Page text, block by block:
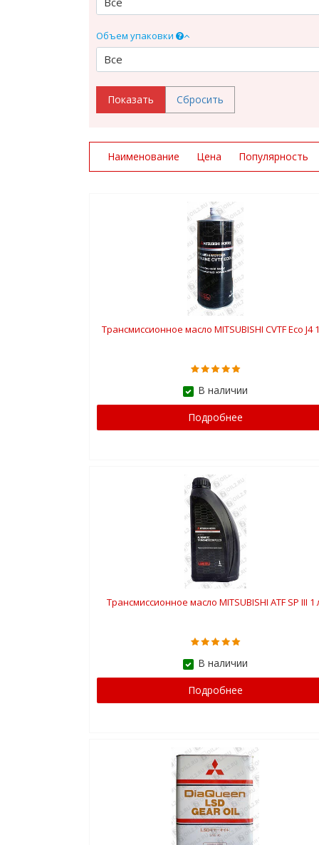
Объем упаковки
Все
Наименование Цена Популярность
Трансмиссионное масло MITSUBISHI CVTF Eco J4
В наличии
Подробнее
Трансмиссионное масло MITSUBISHI ATF SP III 1
В наличии
Подробнее